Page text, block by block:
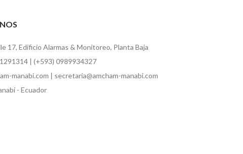
17, Edificio Alarmas & Monitoreo, Planta Baja
| (+593) 0989934327
manabi.com | secretaria@amcham-manabi.com
- Ecuador